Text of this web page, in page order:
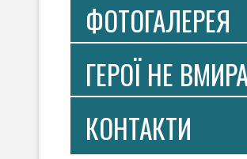
ФОТОГАЛЕРЕЯ
ГЕРОЇ НЕ
КОНТАКТИ